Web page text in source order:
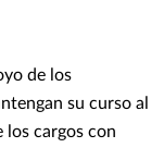
de los
su curso al
los cargos con